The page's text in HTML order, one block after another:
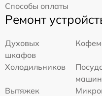
Способы оплаты
Ремонт
Духовых
шкафов
Холодильников
машин
Вытяжек